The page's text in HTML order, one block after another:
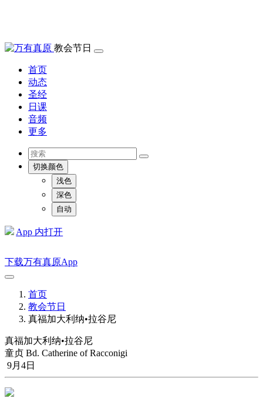
教会节日
首页
动态
圣经
日课
音频
更多
切换颜色
浅色
深色
自动
App 内打开
下载万有真原App
首页
教会节日
真福加大利纳•拉谷尼
真福加大利纳•拉谷尼
童贞 Bd. Catherine of Racconigi
9月4日